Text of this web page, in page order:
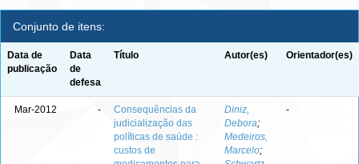
Conjunto de itens:
Data de
publicação
Data
de
defesa
Título Autor(es) Orientador(es)
Mar-2012 -
Consequências da
judicialização das
políticas de saúde :
custos de
Diniz,
Debora;
Medeiros,
Marcelo;
-